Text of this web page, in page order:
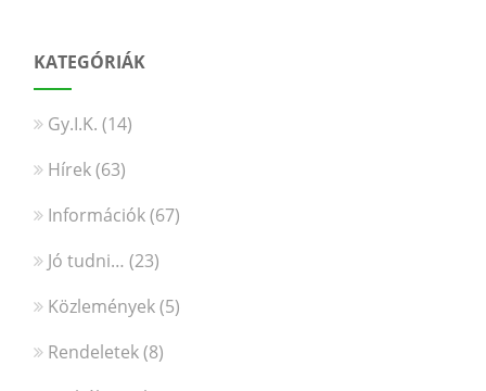
KATEGÓRIÁK
Gy.I.K. (14)
Hírek(63)
Információk(67)
Jó tudni… (23)
Közlemények(5)
Rendeletek(8)